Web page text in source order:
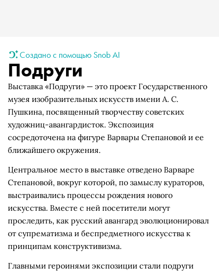
Создано с помощью Snob AI
Подруги
Выставка «Подруги» — это проект Государственного
музея изобразительных искусств имени А. С.
Пушкина, посвященный творчеству советских
художниц-авангардисток. Экспозиция
сосредоточена на фигуре Варвары Степановой и ее
ближайшего окружения.
Центральное место в выставке отведено Варваре
Степановой, вокруг которой, по замыслу кураторов,
выстраивались процессы рождения нового
искусства. Вместе с ней посетители могут
проследить, как русский авангард эволюционировал
от супрематизма и беспредметного искусства к
принципам конструктивизма.
Главными героинями экспозиции стали подруги